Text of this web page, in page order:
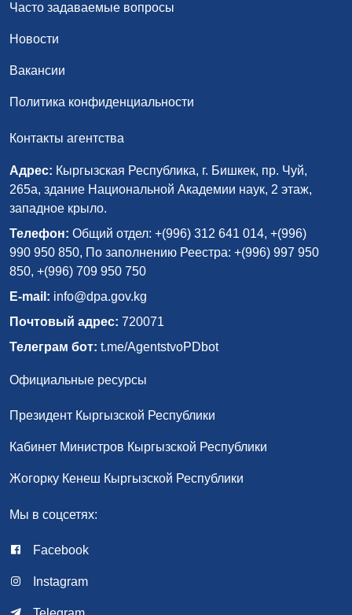
Часто задаваемые вопросы
Новости
Вакансии
Политика конфиденциальности
Контакты агентства
Адрес: Кыргызская Республика, г. Бишкек, пр. Чуй,
265а, здание Национальной Академии наук, 2 этаж,
западное крыло.
Телефон: Общий отдел: +(996) 312 641 014, +(996)
990 950 850, По заполнению Реестра: +(996) 997 950
850, +(996) 709 950 750
E-mail: info@dpa.gov.kg
Почтовый адрес: 720071
Телеграм бот: t.me/AgentstvoPDbot
Официальные ресурсы
Президент Кыргызской Республики
Кабинет Министров Кыргызской Республики
Жогорку Кенеш Кыргызской Республики
Мы в соцсетях:
Facebook
Instagram